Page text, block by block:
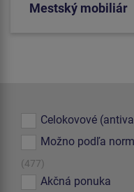
Mestský mobiliár
Celokovové
Možno podľa
(477)
Akčná ponuka